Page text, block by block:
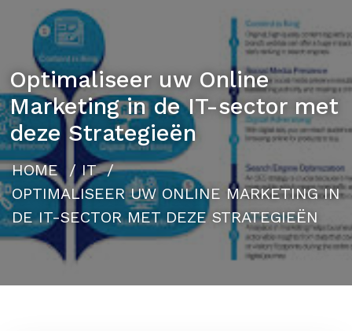
Optimaliseer uw Online
Marketing in de IT-sector met
deze Strategieën
HOME/ IT/
OPTIMALISEER UW ONLINE MARKETING IN
DE IT-SECTOR MET DEZE STRATEGIEËN